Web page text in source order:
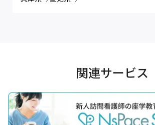
関連サービス